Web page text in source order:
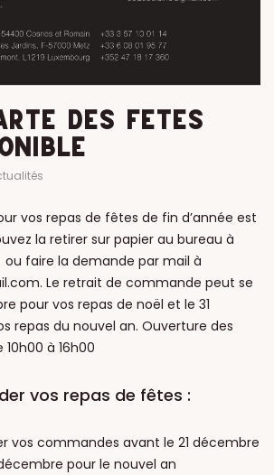
DES FÊTES
vos repas de fêtes de fin d’année est
la retirer sur papier au bureau à
faire la demande par mail à
. Le retrait de commande peut se
pour vos repas de noël et le 31
repas du nouvel an. Ouverture des
à 16h00
vos repas de fêtes :
vos commandes avant le 21 décembre
pour le nouvel an